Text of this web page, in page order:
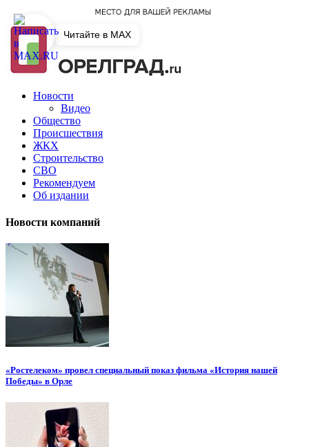
Новости
Видео
Общество
Происшествия
ЖКХ
Строительство
СВО
Рекомендуем
Об издании
Новости компаний
«Ростелеком» провел специальный показ фильма «История нашей
Победы» в Орле
Читайте в MAX